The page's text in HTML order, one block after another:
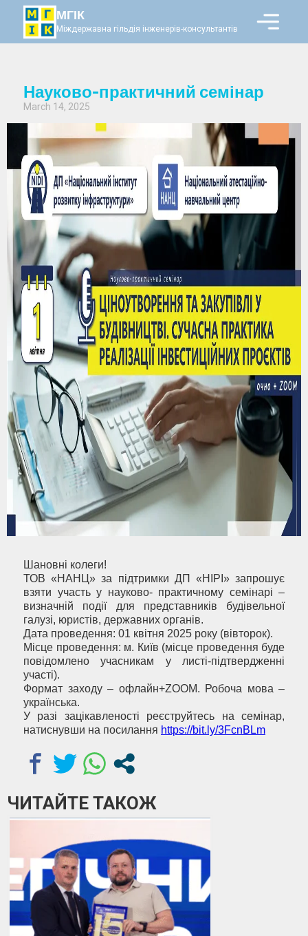
МГІК
Міждержавна гільдія інженерів-консультантів
Науково-практичний семінар
March 14, 2025
Шановні колеги!
ТОВ «НАНЦ» за підтримки ДП «НІРІ» запрошує
взяти участь у науково- практичному семінарі –
визначній події для представників будівельної
галузі, юристів, державних органів.
Дата проведення: 01 квітня 2025 року (вівторок).
Місце проведення: м. Київ (місце проведення буде
повідомлено учасникам у листі-підтвердженні
участі).
Формат заходу – офлайн+ZOOM. Робоча мова –
українська.
У разі зацікавленості реєструйтесь на семінар,
натиснувши на посилання https://bit.ly/3FcnBLm
ЧИТАЙТЕ ТАКОЖ